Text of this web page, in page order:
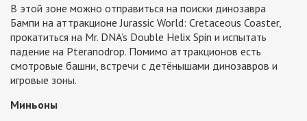
В этой зоне можно отправиться на поиски динозавра
Бампи на аттракционе Jurassic World: Cretaceous Coaster,
прокатиться на Mr. DNA’s Double Helix Spin и испытать
падение на Pteranodrop. Помимо аттракционов есть
смотровые башни, встречи с детёнышами динозавров и
игровые зоны.
Миньоны